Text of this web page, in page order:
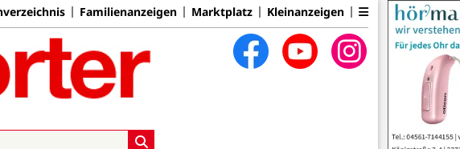
Familienanzeigen Marktplatz Kleinanzeigen